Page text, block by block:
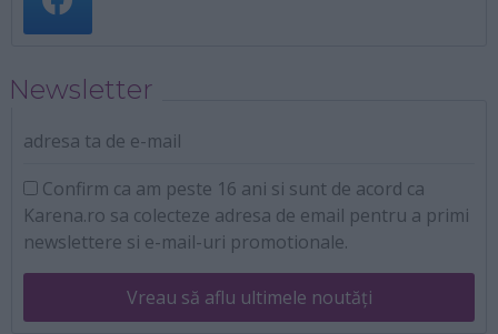
Newsletter
adresa ta de e-mail
Confirm ca am peste 16 ani si sunt de acord ca
Karena.ro sa colecteze adresa de email pentru a primi
newslettere si e-mail-uri promotionale.
Vreau să aflu ultimele noutăți